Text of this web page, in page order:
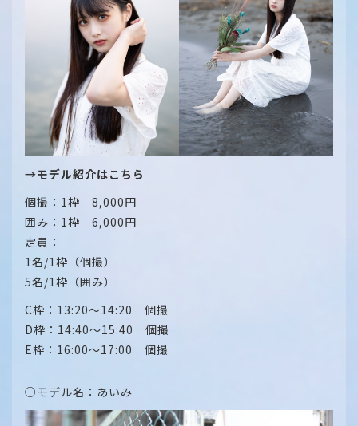
→モデル紹介はこちら
個撮：1枠 8,000円
囲み：1枠 6,000円
定員：
1名/1枠（個撮）
5名/1枠（囲み）
C枠：13:20～14:20 個撮
D枠：14:40～15:40 個撮
E枠：16:00～17:00 個撮
○モデル名：あいみ